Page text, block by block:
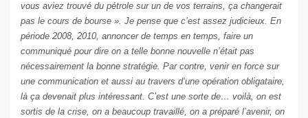
vous aviez trouvé du pétrole sur un de vos terrains, ça changerait
pas le cours de bourse ». Je pense que c’est assez judicieux. En
période 2008, 2010, annoncer de temps en temps, faire un
communiqué pour dire on a telle bonne nouvelle n’était pas
nécessairement la bonne stratégie. Par contre, venir en force sur
une communication et aussi au travers d‘une opération obligataire,
là ça devenait plus intéressant. C’est une sorte de… voilà, on est
sortis de la crise, on a beaucoup travaillé, on a préparé l’avenir, on